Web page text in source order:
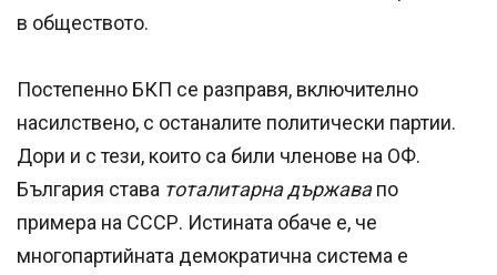
в обществото.
Постепенно БКП се разправя, включително
насилствено, с останалите политически партии.
Дори и с тези, които са били членове на ОФ.
България става тоталитарна държавапо
примера на СССР. Истината обаче е, че
многопартийната демократична система е